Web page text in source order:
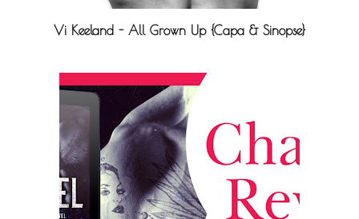
Vi Keeland - All Grown Up {Capa & Sinopse}